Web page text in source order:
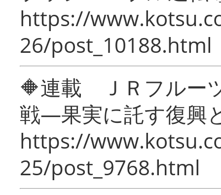
https://
26/post_10188.html
🔶連載 ＪＲフルー
戦―果実に託す復興
https://
25/post_9768.html